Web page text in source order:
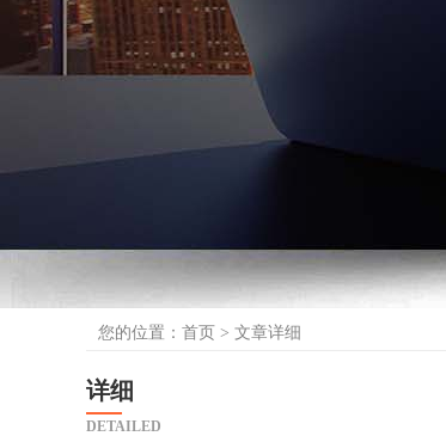
您的位置： 首页 > 文章详细
详细
DETAILED